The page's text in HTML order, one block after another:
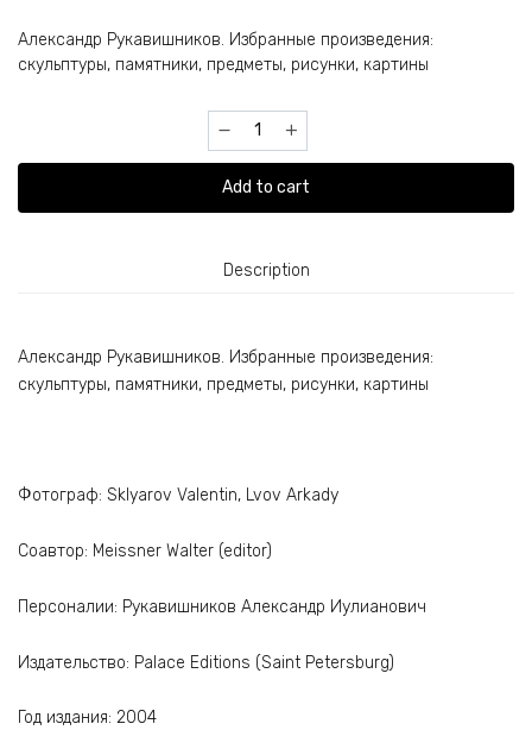
Александр Рукавишников. Избранные произведения:
скульптуры, памятники, предметы, рисунки, картины
Alexander
Rukavishnikov
Edition
Add to cart
Description
Александр Рукавишников. Избранные произведения:
скульптуры, памятники, предметы, рисунки, картины
Фотограф: Sklyarov Valentin, Lvov Arkady
Соавтор: Meissner Walter (editor)
Персоналии: Рукавишников Александр Иулианович
Издательство: Palace Editions (Saint Petersburg)
Год издания: 2004